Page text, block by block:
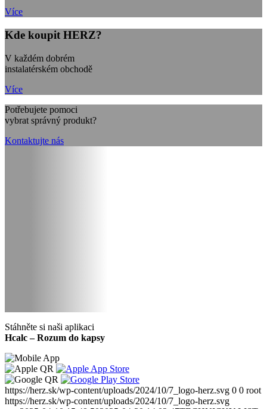
Více
Kde koupit HERZ?
V každém dobrém
instalatérském obchodě
Více
Potřebujete pomoci
vybrat správný produkt?
Kontaktujte nás
Stáhněte si naši aplikaci
Hcalc – Rozum do kapsy
https://herz.sk/wp-content/uploads/2024/10/7_logo-herz.svg 0 0 root
https://herz.sk/wp-content/uploads/2024/10/7_logo-herz.svg